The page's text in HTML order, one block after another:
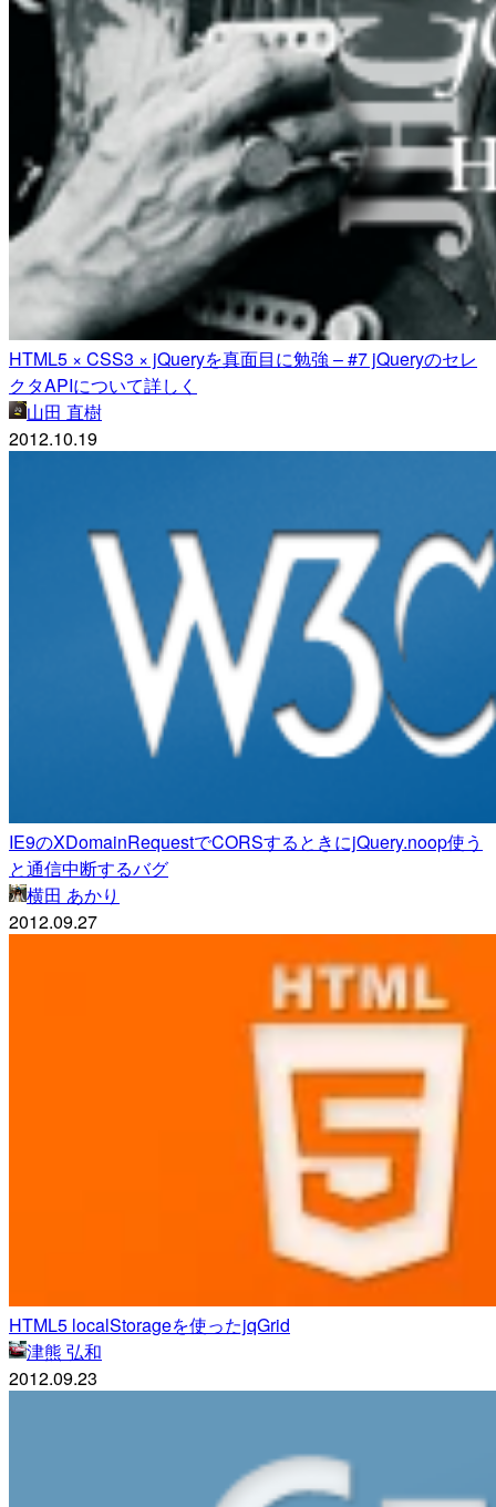
HTML5 × CSS3 × jQueryを真面目に勉強 – #7 jQueryのセレ
クタAPIについて詳しく
山田 直樹
2012.10.19
IE9のXDomainRequestでCORSするときにjQuery.noop使う
と通信中断するバグ
横田 あかり
2012.09.27
HTML5 localStorageを使ったjqGrid
津熊 弘和
2012.09.23